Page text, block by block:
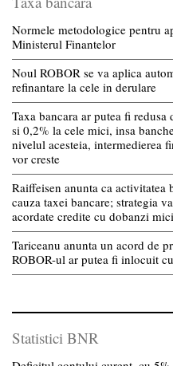
Normele metodologice pentru
Ministerul Finantelor
Noul ROBOR se va aplica
refinantare la cele in derulare
Taxa bancara ar putea fi
si 0,2% la cele mici, insa
nivelul acesteia, intermedierea
vor creste
Raiffeisen anunta ca
cauza taxei bancare; strategia
acordate credite cu dobanzi mici
Tariceanu anunta un acord de
ROBOR-ul ar putea fi inlocuit
Statistici BNR